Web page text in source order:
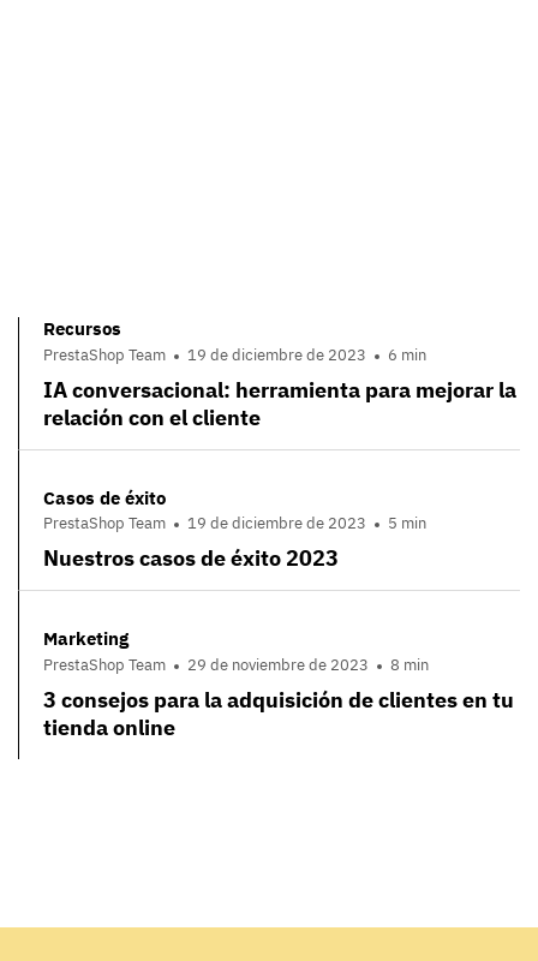
Recursos
PrestaShop Team 19 de diciembre de 2023 6 min
IA conversacional: herramienta para mejorar la
relación con el cliente
Casos de éxito
PrestaShop Team 19 de diciembre de 2023 5 min
Nuestros casos de éxito 2023
Marketing
PrestaShop Team 29 de noviembre de 2023 8 min
3 consejos para la adquisición de clientes en tu
tienda online